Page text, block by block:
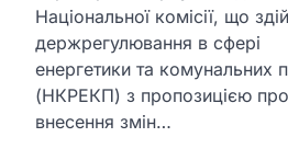
Національної комісії, що
держрегулювання в сфері
енергетики та комунальних
(НКРЕКП) з пропозицією про
внесення змін…